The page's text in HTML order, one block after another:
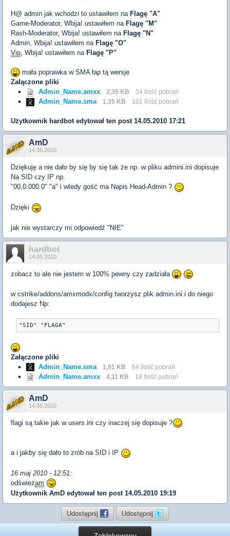
H@ admin jak wchodzi to ustawiłem na Flagę "A"
Game-Moderator, Wbija! ustawiłem na Flagę "M"
Rash-Moderator, Wbija! ustawiłem na Flagę "N"
Admin, Wbija! ustawiłem na Flagę "O"
Vip , Wbija! ustawiłem na Flagę "P"
mała poprawka w SMA łap tą wersje
Załączone pliki
Admin_Name.amxx
2,35 KB 34 Ilość pobrań
Admin_Name.sma 1,35 KB 101 Ilość pobrań
Użytkownik hardbotedytował ten post 14.05.2010 17:21
AmD
14.05.2010
Dziękuję a nie dało by się by się tak że np. w pliku admini.ini dopisuje
Na SID czy IP np.
"00.0.000.0" "a" i wtedy gość ma Napis Head-Admin ?
Dzięki
jak nie wystarczy mi odpowiedź "NIE"
hardbot
14.05.2010
zobacz to ale nie jestem w 100% pewny czy zadziała
w cstrike/addons/amxmodx/config tworzysz plik admin.ini i do niego
dodajesz Np:
"SID" "FLAGA"
Załączone pliki
Admin_Name.sma
1,91 KB 64 Ilość pobrań
Admin_Name.amxx 4,11 KB 18 Ilość pobrań
AmD
14.05.2010
flagi są takie jak w users.ini czy inaczej się dopisuje ?
a i jakby się dało to zrób na SID i IP
16 maj 2010 - 12:51:
odświeżam
Użytkownik AmD edytował ten post 14.05.2010 19:19
Udostępnij Udostępnij